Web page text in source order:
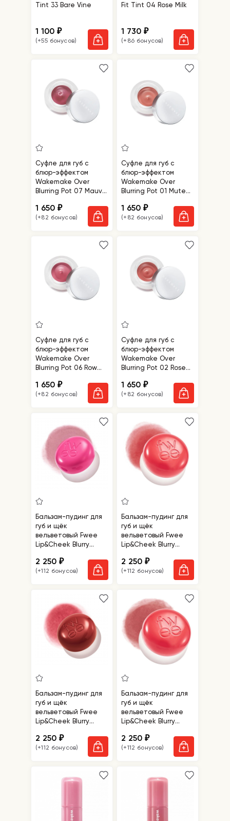
Tint 33 Bare Vine
1 100₽
(+55 бонусов)
Fit Tint 04 Rose Milk
1 730₽
(+86 бонусов)
Суфле для губ с
блюр-эффектом
Wakemake Over
Blurring Pot 07 Mauve
1 650₽
(+82 бонусов)
Суфле для губ с
блюр-эффектом
Wakemake Over
Blurring Pot 01 Muted
1 650₽
(+82 бонусов)
Суфле для губ с
блюр-эффектом
Wakemake Over
Blurring Pot 06 Row
1 650₽
(+82 бонусов)
Суфле для губ с
блюр-эффектом
Wakemake Over
Blurring Pot 02 Rose
1 650₽
(+82 бонусов)
Бальзам-пудинг для
губ и щёк
вельветовый Fwee
Lip&Cheek Blurry
2 250₽
(+112 бонусов)
Бальзам-пудинг для
губ и щёк
вельветовый Fwee
Lip&Cheek Blurry
2 250₽
(+112 бонусов)
Бальзам-пудинг для
губ и щёк
вельветовый Fwee
Lip&Cheek Blurry
2 250₽
(+112 бонусов)
Бальзам-пудинг для
губ и щёк
вельветовый Fwee
Lip&Cheek Blurry
Seventeen
2 250₽
(+112 бонусов)